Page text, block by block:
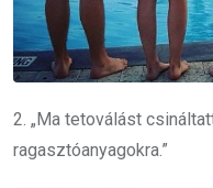
2. „Ma tetoválást
ragasztóanyagokra.”